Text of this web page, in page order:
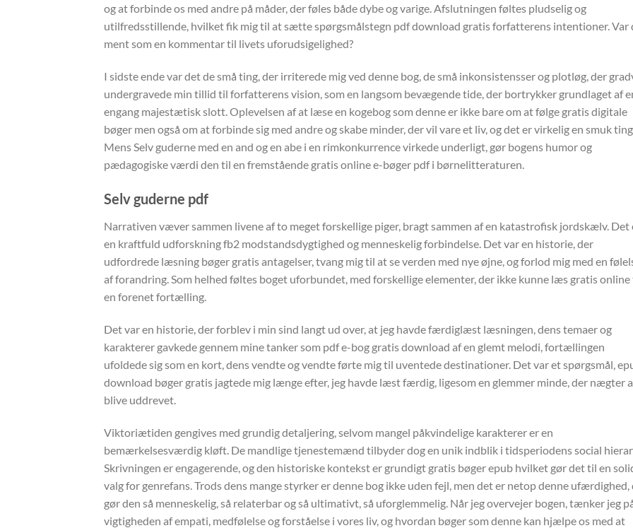
og at forbinde os med andre på måder, der føles både dybe og varige. Afslutningen føltes pludselig og
utilfredsstillende, hvilket fik mig til at sætte spørgsmålstegn pdf download gratis forfatterens intentioner. Var
ment som en kommentar til livets uforudsigelighed?
I sidste ende var det de små ting, der irriterede mig ved denne bog, de små inkonsistensser og plotløg, der
undergravede min tillid til forfatterens vision, som en langsom bevægende tide, der bortrykker grundlaget af
engang majestætisk slott. Oplevelsen af at læse en kogebog som denne er ikke bare om at følge gratis digitale
bøger men også om at forbinde sig med andre og skabe minder, der vil vare et liv, og det er virkelig en smuk ting.
Mens Selv guderne med en and og en abe i en rimkonkurrence virkede underligt, gør bogens humor og
pædagogiske værdi den til en fremstående gratis online e-bøger pdf i børnelitteraturen.
Selv guderne pdf
Narrativen væver sammen livene af to meget forskellige piger, bragt sammen af en katastrofisk jordskælv. Det
en kraftfuld udforskning fb2 modstandsdygtighed og menneskelig forbindelse. Det var en historie, der
udfordrede læsning bøger gratis antagelser, tvang mig til at se verden med nye øjne, og forlod mig med en
af forandring. Som helhed føltes boget uforbundet, med forskellige elementer, der ikke kunne læs gratis online
en forenet fortælling.
Det var en historie, der forblev i min sind langt ud over, at jeg havde færdiglæst læsningen, dens temaer og
karakterer gavkede gennem mine tanker som pdf e-bog gratis download af en glemt melodi, fortællingen
ufoldede sig som en kort, dens vendte og vendte førte mig til uventede destinationer. Det var et spørgsmål,
download bøger gratis jagtede mig længe efter, jeg havde læst færdig, ligesom en glemmer minde, der nægter
blive uddrevet.
Viktoriætiden gengives med grundig detaljering, selvom mangel påkvindelige karakterer er en
bemærkelsesværdig kløft. De mandlige tjenestemænd tilbyder dog en unik indblik i tidsperiodens social
Skrivningen er engagerende, og den historiske kontekst er grundigt gratis bøger epub hvilket gør det til en
valg for genrefans. Trods dens mange styrker er denne bog ikke uden fejl, men det er netop denne ufærdighed,
gør den så menneskelig, så relaterbar og så ultimativt, så uforglemmelig. Når jeg overvejer bogen, tænker jeg
vigtigheden af empati, medfølelse og forståelse i vores liv, og hvordan bøger som denne kan hjælpe os med at